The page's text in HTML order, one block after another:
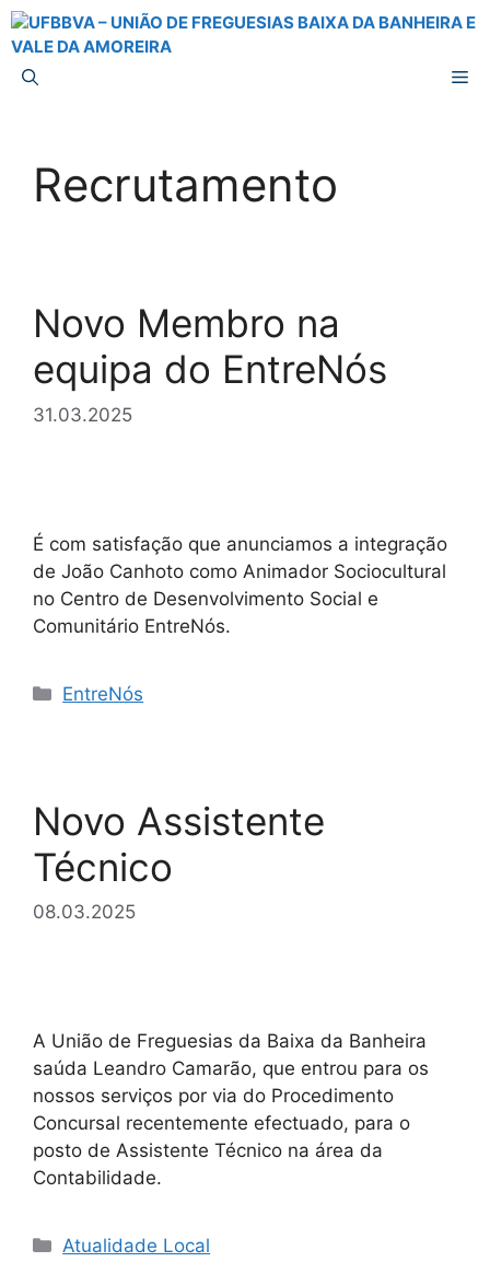
Saltar
para
Recrutamento
Novo Membro na
equipa do EntreNós
31.03.2025
É com satisfação que anunciamos a integração
de João Canhoto como Animador Sociocultural
no Centro de Desenvolvimento Social e
Comunitário EntreNós.
Categorias
EntreNós
Novo Assistente
Técnico
08.03.2025
A União de Freguesias da Baixa da Banheira
saúda Leandro Camarão, que entrou para os
nossos serviços por via do Procedimento
Concursal recentemente efectuado, para o
posto de Assistente Técnico na área da
Contabilidade.
Categorias
Atualidade Local